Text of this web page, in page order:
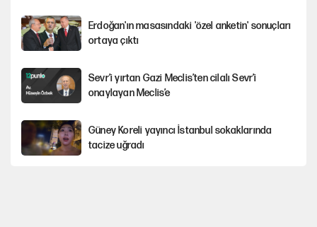
Erdoğan'ın masasındaki 'özel anketin' sonuçları
ortaya çıktı
Sevr’i yırtan Gazi Meclis’ten cilalı Sevr’i
onaylayan Meclis’e
Güney Koreli yayıncı İstanbul sokaklarında
tacize uğradı